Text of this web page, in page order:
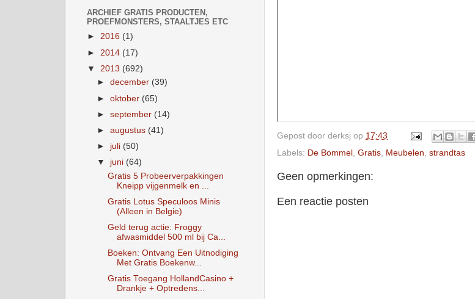
Gepost door derksj op 17:43
Labels: De Bommel Gratis Meubelen strandtas
Geen opmerkingen:
Een reactie posten
ARCHIEF GRATIS PRODUCTEN,
PROEFMONSTERS, STAALTJES ETC
► 2016 (1)
► 2014 (17)
▼ 2013 (692)
►december (39)
►oktober (65)
►september (14)
►augustus (41)
► juli (50)
▼ juni (64)
Gratis 5 Probeerverpakkingen
Kneipp vijgenmelk en ...
Gratis Lotus Speculoos Minis
(Alleen in Belgie)
Geld terug actie: Froggy
afwasmiddel 500 ml bij Ca...
Boeken: Ontvang Een Uitnodiging
Met Gratis Boekenw...
Gratis Toegang HollandCasino +
Drankje + Optredens...